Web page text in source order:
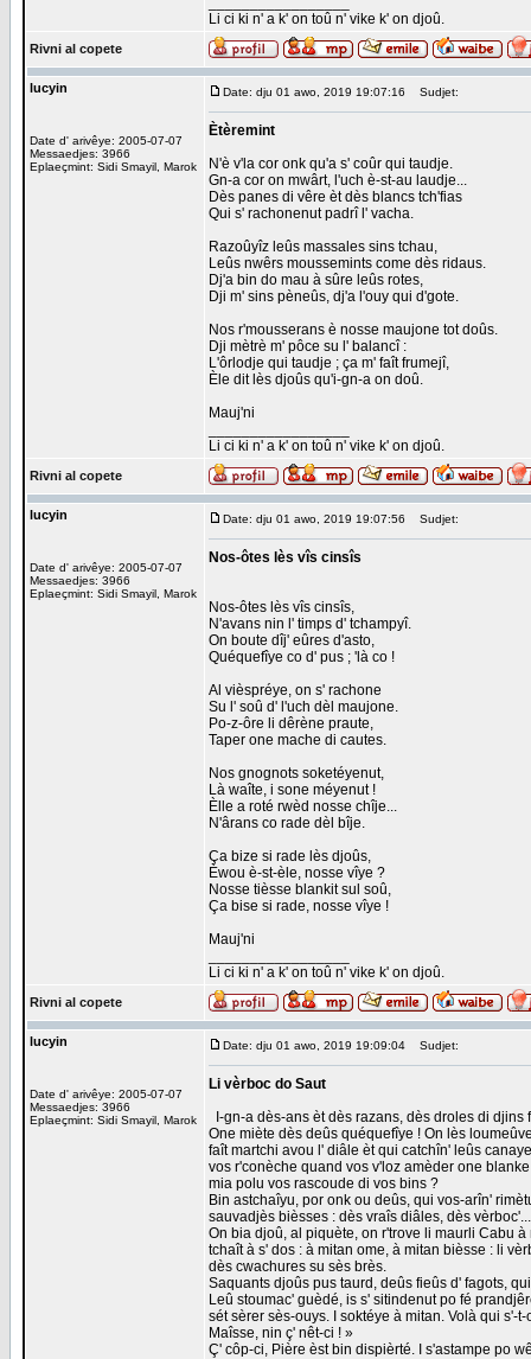
Li ci ki n' a k' on toû n' vike k' on djoû.
Rivni al copete
lucyin
Date d' arivêye: 2005-07-07
Messaedjes: 3966
Eplaeçmint: Sidi Smayil, Marok
Date: dju 01 awo, 2019 19:07:16 Sudjet:
Ètèremint
N'è v'la cor onk qu'a s' coûr qui taudje.
Gn-a cor on mwârt, l'uch è-st-au laudje...
Dès panes di vêre èt dès blancs tch'fias
Qui s' rachonenut padrî l' vacha.
Razoûyîz leûs massales sins tchau,
Leûs nwêrs moussemints come dès ridaus.
Dj'a bin do mau à sûre leûs rotes,
Dji m' sins pèneûs, dj'a l'ouy qui d'gote.
Nos r'mousserans è nosse maujone tot doûs.
Dji mètrè m' pôce su l' balancî :
L'ôrlodje qui taudje ; ça m' faît frumejî,
Èle dit lès djoûs qu'i-gn-a on doû.
Mauj'ni
Li ci ki n' a k' on toû n' vike k' on djoû.
Rivni al copete
lucyin
Date d' arivêye: 2005-07-07
Messaedjes: 3966
Eplaeçmint: Sidi Smayil, Marok
Date: dju 01 awo, 2019 19:07:56 Sudjet:
Nos-ôtes lès vîs cinsîs
Nos-ôtes lès vîs cinsîs,
N'avans nin l' timps d' tchampyî.
On boute dîj' eûres d'asto,
Quéquefîye co d' pus ; 'là co !
Al vièspréye, on s' rachone
Su l' soû d' l'uch dèl maujone.
Po-z-ôre li dêrène praute,
Taper one mache di cautes.
Nos gnognots soketéyenut,
Là waîte, i sone méyenut !
Èlle a roté rwèd nosse chîje...
N'ârans co rade dèl bîje.
Ça bize si rade lès djoûs,
Èwou è-st-èle, nosse vîye ?
Nosse tièsse blankit sul soû,
Ça bise si rade, nosse vîye !
Mauj'ni
Li ci ki n' a k' on toû n' vike k' on djoû.
Rivni al copete
lucyin
Date d' arivêye: 2005-07-07
Messaedjes: 3966
Eplaeçmint: Sidi Smayil, Marok
Date: dju 01 awo, 2019 19:09:04 Sudjet:
Li vèrboc do Saut
I-gn-a dès-ans èt dès razans, dès droles di
One miète dès deûs quéquefîye ! On lès
faît martchi avou l' diâle èt qui catchîn' leûs
vos r'conèche quand vos v'loz amèder one
mia polu vos rascoude di vos bins ?
Bin astchaîyu, por onk ou deûs, qui vos-arîn'
sauvadjès bièsses : dès vraîs diâles, dès vèrboc'...
On bia djoû, al piquète, on r'trove li maurli Cabu
tchaît à s' dos : à mitan ome, à mitan bièsse : li
dès cwachures su sès brès.
Saquants djoûs pus taurd, deûs fieûs d' fagots,
Leû stoumac' guèdé, is s' sitindenut po fé
sét sèrer sès-ouys. I soktéye à mitan. Volà qui s'-
Maîsse, nin ç' nêt-ci ! »
Ç' côp-ci, Pière èst bin dispièrté. I s'astampe po